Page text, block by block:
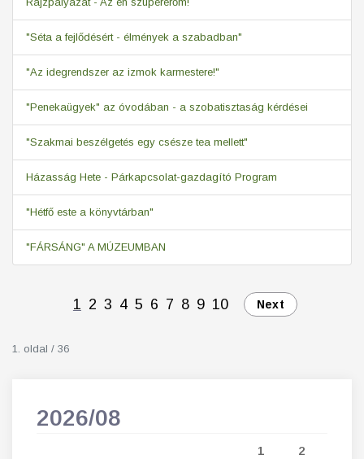
"Séta a fejlődésért - élmények a szabadban"
"Az idegrendszer az izmok karmestere!"
"Penekaügyek" az óvodában - a szobatisztaság kérdései
"Szakmai beszélgetés egy csésze tea mellett"
Házasság Hete - Párkapcsolat-gazdagító Program
"Hétfő este a könyvtárban"
"FÁRSÁNG" A MÚZEUMBAN
1 2 3 4 5 6 7 8 9 10 Next
1. oldal / 36
2026/08
1 2